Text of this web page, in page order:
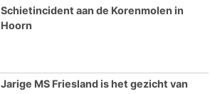
Schietincident aan de Korenmolen in
Hoorn
Jarige MS Friesland is het gezicht van